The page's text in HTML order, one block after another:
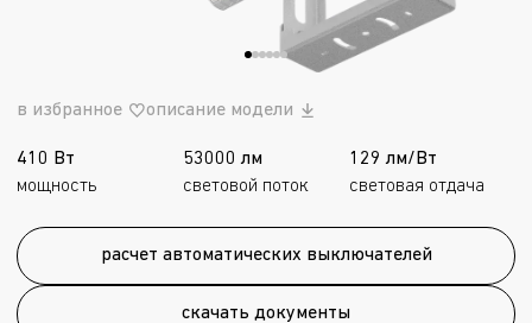
в избранное описание модели
410 Вт
мощность
53000 лм
световой поток
129 лм/Вт
световая отдача
расчет автоматических выключателей
скачать документы